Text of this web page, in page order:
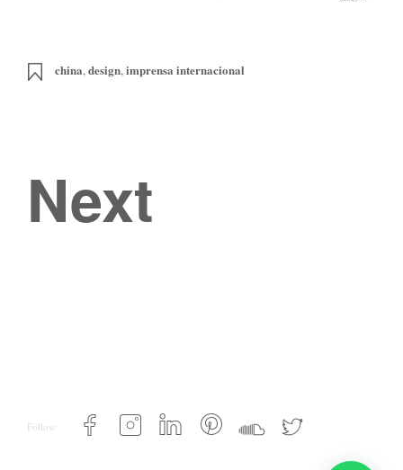
china, design, imprensa internacional
Next
Follow